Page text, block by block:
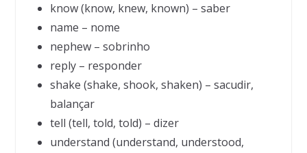
know (know, knew, known) – saber
name – nome
nephew – sobrinho
reply – responder
shake (shake, shook, shaken) – sacudir,
balançar
tell (tell, told, told) – dizer
understand (understand, understood,